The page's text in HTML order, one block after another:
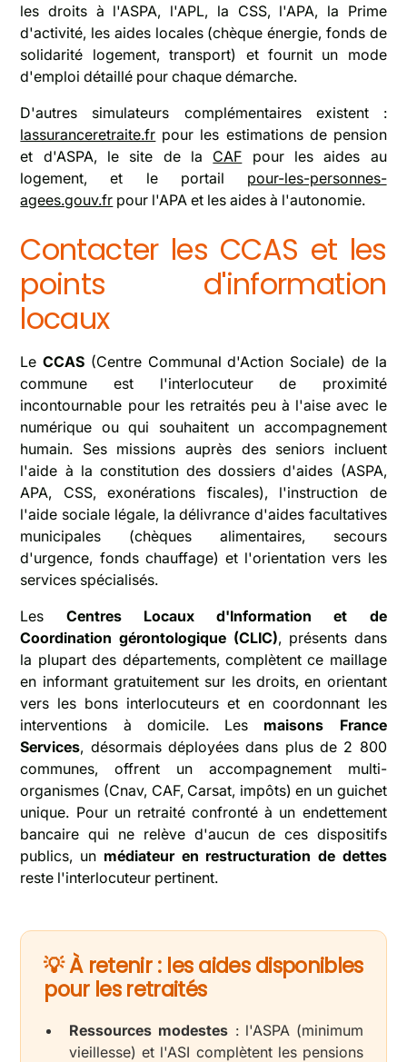
les droits à l'ASPA, l'APL, la CSS, l'APA, la Prime
d'activité, les aides locales (chèque énergie, fonds de
solidarité logement, transport) et fournit un mode
d'emploi détaillé pour chaque démarche.
D'autres simulateurs complémentaires existent :
lassuranceretraite.fr pour les estimations de pension
et d'ASPA, le site de la CAF pour les aides au
logement, et le portail pour-les-personnes-
agees.gouv.fr pour l'APA et les aides à l'autonomie.
Contacter les CCAS et les
points d'information
locaux
LeCCAS (Centre Communal d'Action Sociale) de la
commune est l'interlocuteur de proximité
incontournable pour les retraités peu à l'aise avec le
numérique ou qui souhaitent un accompagnement
humain. Ses missions auprès des seniors incluent
l'aide à la constitution des dossiers d'aides (ASPA,
APA, CSS, exonérations fiscales), l'instruction de
l'aide sociale légale, la délivrance d'aides facultatives
municipales (chèques alimentaires, secours
d'urgence, fonds chauffage) et l'orientation vers les
services spécialisés.
Les Centres Locaux d'Information et de
Coordination gérontologique (CLIC), présents dans
la plupart des départements, complètent ce maillage
en informant gratuitement sur les droits, en orientant
vers les bons interlocuteurs et en coordonnant les
interventions à domicile. Les maisons France
Services, désormais déployées dans plus de 2 800
communes, offrent un accompagnement multi-
organismes (Cnav, CAF, Carsat, impôts) en un guichet
unique. Pour un retraité confronté à un endettement
bancaire qui ne relève d'aucun de ces dispositifs
publics, un médiateur en restructuration de dettes
reste l'interlocuteur pertinent.
💡 À retenir : les aides disponibles
pour les retraités
Ressources modestes : l'ASPA (minimum
vieillesse) et l'ASI complètent les pensions